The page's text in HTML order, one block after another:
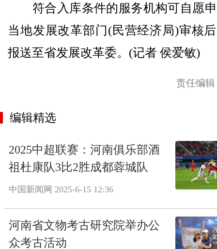
符合入库条件的服务机构可自愿
当地发展改革部门(民营经济局)审核
报送至省发展改革委。(记者 侯爱敏)
责任编
编辑精选
2025中超联赛：河南俱乐部酒
祖杜康队3比2胜成都蓉城队
中国新闻网 2025-6-15 12:36
河南省文物考古研究院举办公
众考古活动